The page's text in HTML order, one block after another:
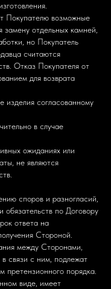
Покупателю возможные
замену отдельных камней,
но Покупатель
считаются
Отказ Покупателя от
для возврата
изделия согласованному
в случае
ожиданиях или
не являются
споров и разногласий,
обязательств по Договору
ответа на
Стороной.
между Сторонами,
связи с ним, подлежат
порядка.
виде, имеет